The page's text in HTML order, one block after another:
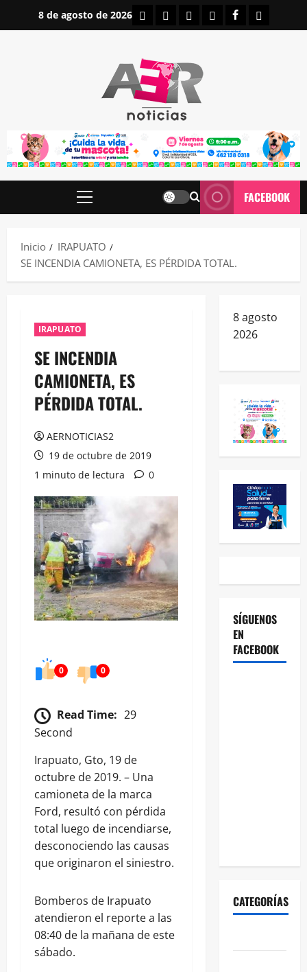
8 de agosto de 2026 INICIOIRAPUATO
ESTATALES
NACIONALES
FACEBOOK
Menú
FACEBOOK
Inicio
IRAPUATO
SE INCENDIA CAMIONETA, ES PÉRDIDA TOTAL.
IRAPUATO
SE INCENDIA
CAMIONETA, ES
PÉRDIDA TOTAL.
AERNOTICIAS2
19 de octubre de 2019
1 minuto de lectura
0
0 0
Read Time: 29
Second
Irapuato, Gto, 19 de
octubre de 2019. – Una
camioneta de la marca
Ford, resultó con pérdida
total luego de incendiarse,
desconociendo las causas
que originaron el siniestro.
Bomberos de Irapuato
atendieron el reporte a las
08:40 de la mañana de este
sábado.
8 agosto
2026
SÍGUENOS
EN
FACEBOOK
CATEGORÍAS